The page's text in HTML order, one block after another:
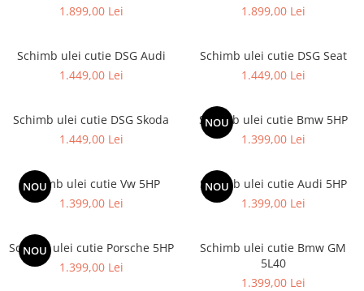
1.899,00 Lei
1.899,00 Lei
Schimb ulei cutie DSG Audi
1.449,00 Lei
Schimb ulei cutie DSG Seat
1.449,00 Lei
Schimb ulei cutie DSG Skoda
1.449,00 Lei
NOU
Schimb ulei cutie Bmw 5HP
1.399,00 Lei
NOU
Schimb ulei cutie Vw 5HP
1.399,00 Lei
NOU
Schimb ulei cutie Audi 5HP
1.399,00 Lei
NOU
Schimb ulei cutie Porsche 5HP
1.399,00 Lei
Schimb ulei cutie Bmw GM
5L40
1.399,00 Lei